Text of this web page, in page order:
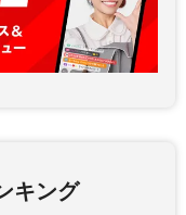
キング